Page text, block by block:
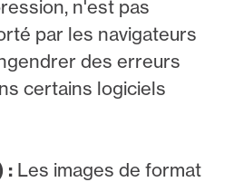
n'est pas
par les navigateurs
des erreurs
certains logiciels
:Les images de format